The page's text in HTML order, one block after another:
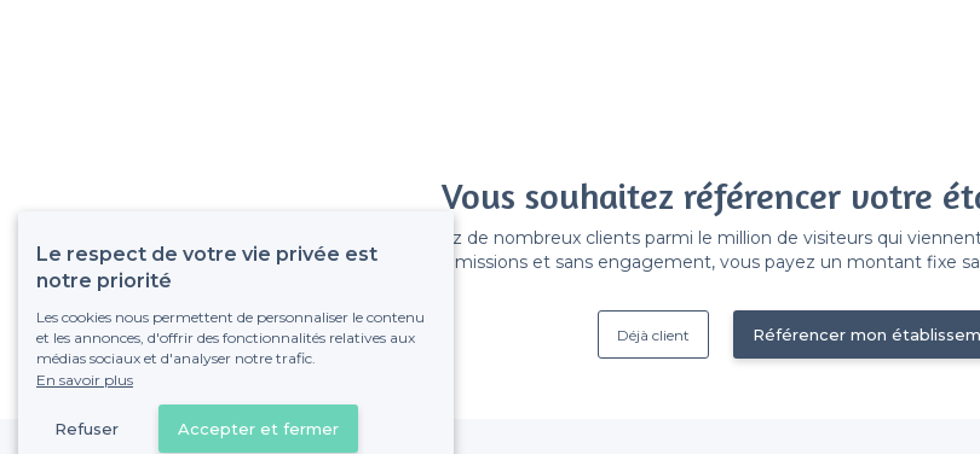
Vous souhaitez référencer votre
Gagnez de nombreux clients parmi le million de visiteurs qui
Pas de commissions et sans engagement, vous payez un montant fixe
Référencer mon
Déjà client
Le respect de votre vie privée est
notre priorité
Les cookies nous permettent de personnaliser le contenu
et les annonces, d'offrir des fonctionnalités relatives aux
médias sociaux et d'analyser notre trafic.
En savoir plus
Refuser Accepter et fermer